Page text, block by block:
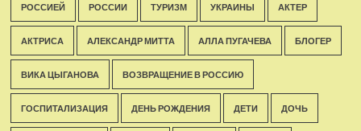
РОССИЕЙ РОССИИ ТУРИЗМ УКРАИНЫ АКТЕР
АКТРИСА АЛЕКСАНДР МИТТА АЛЛА ПУГАЧЕВА БЛОГЕР
ВИКА ЦЫГАНОВА ВОЗВРАЩЕНИЕ В РОССИЮ
ГОСПИТАЛИЗАЦИЯ ДЕНЬ РОЖДЕНИЯ ДЕТИ ДОЧЬ